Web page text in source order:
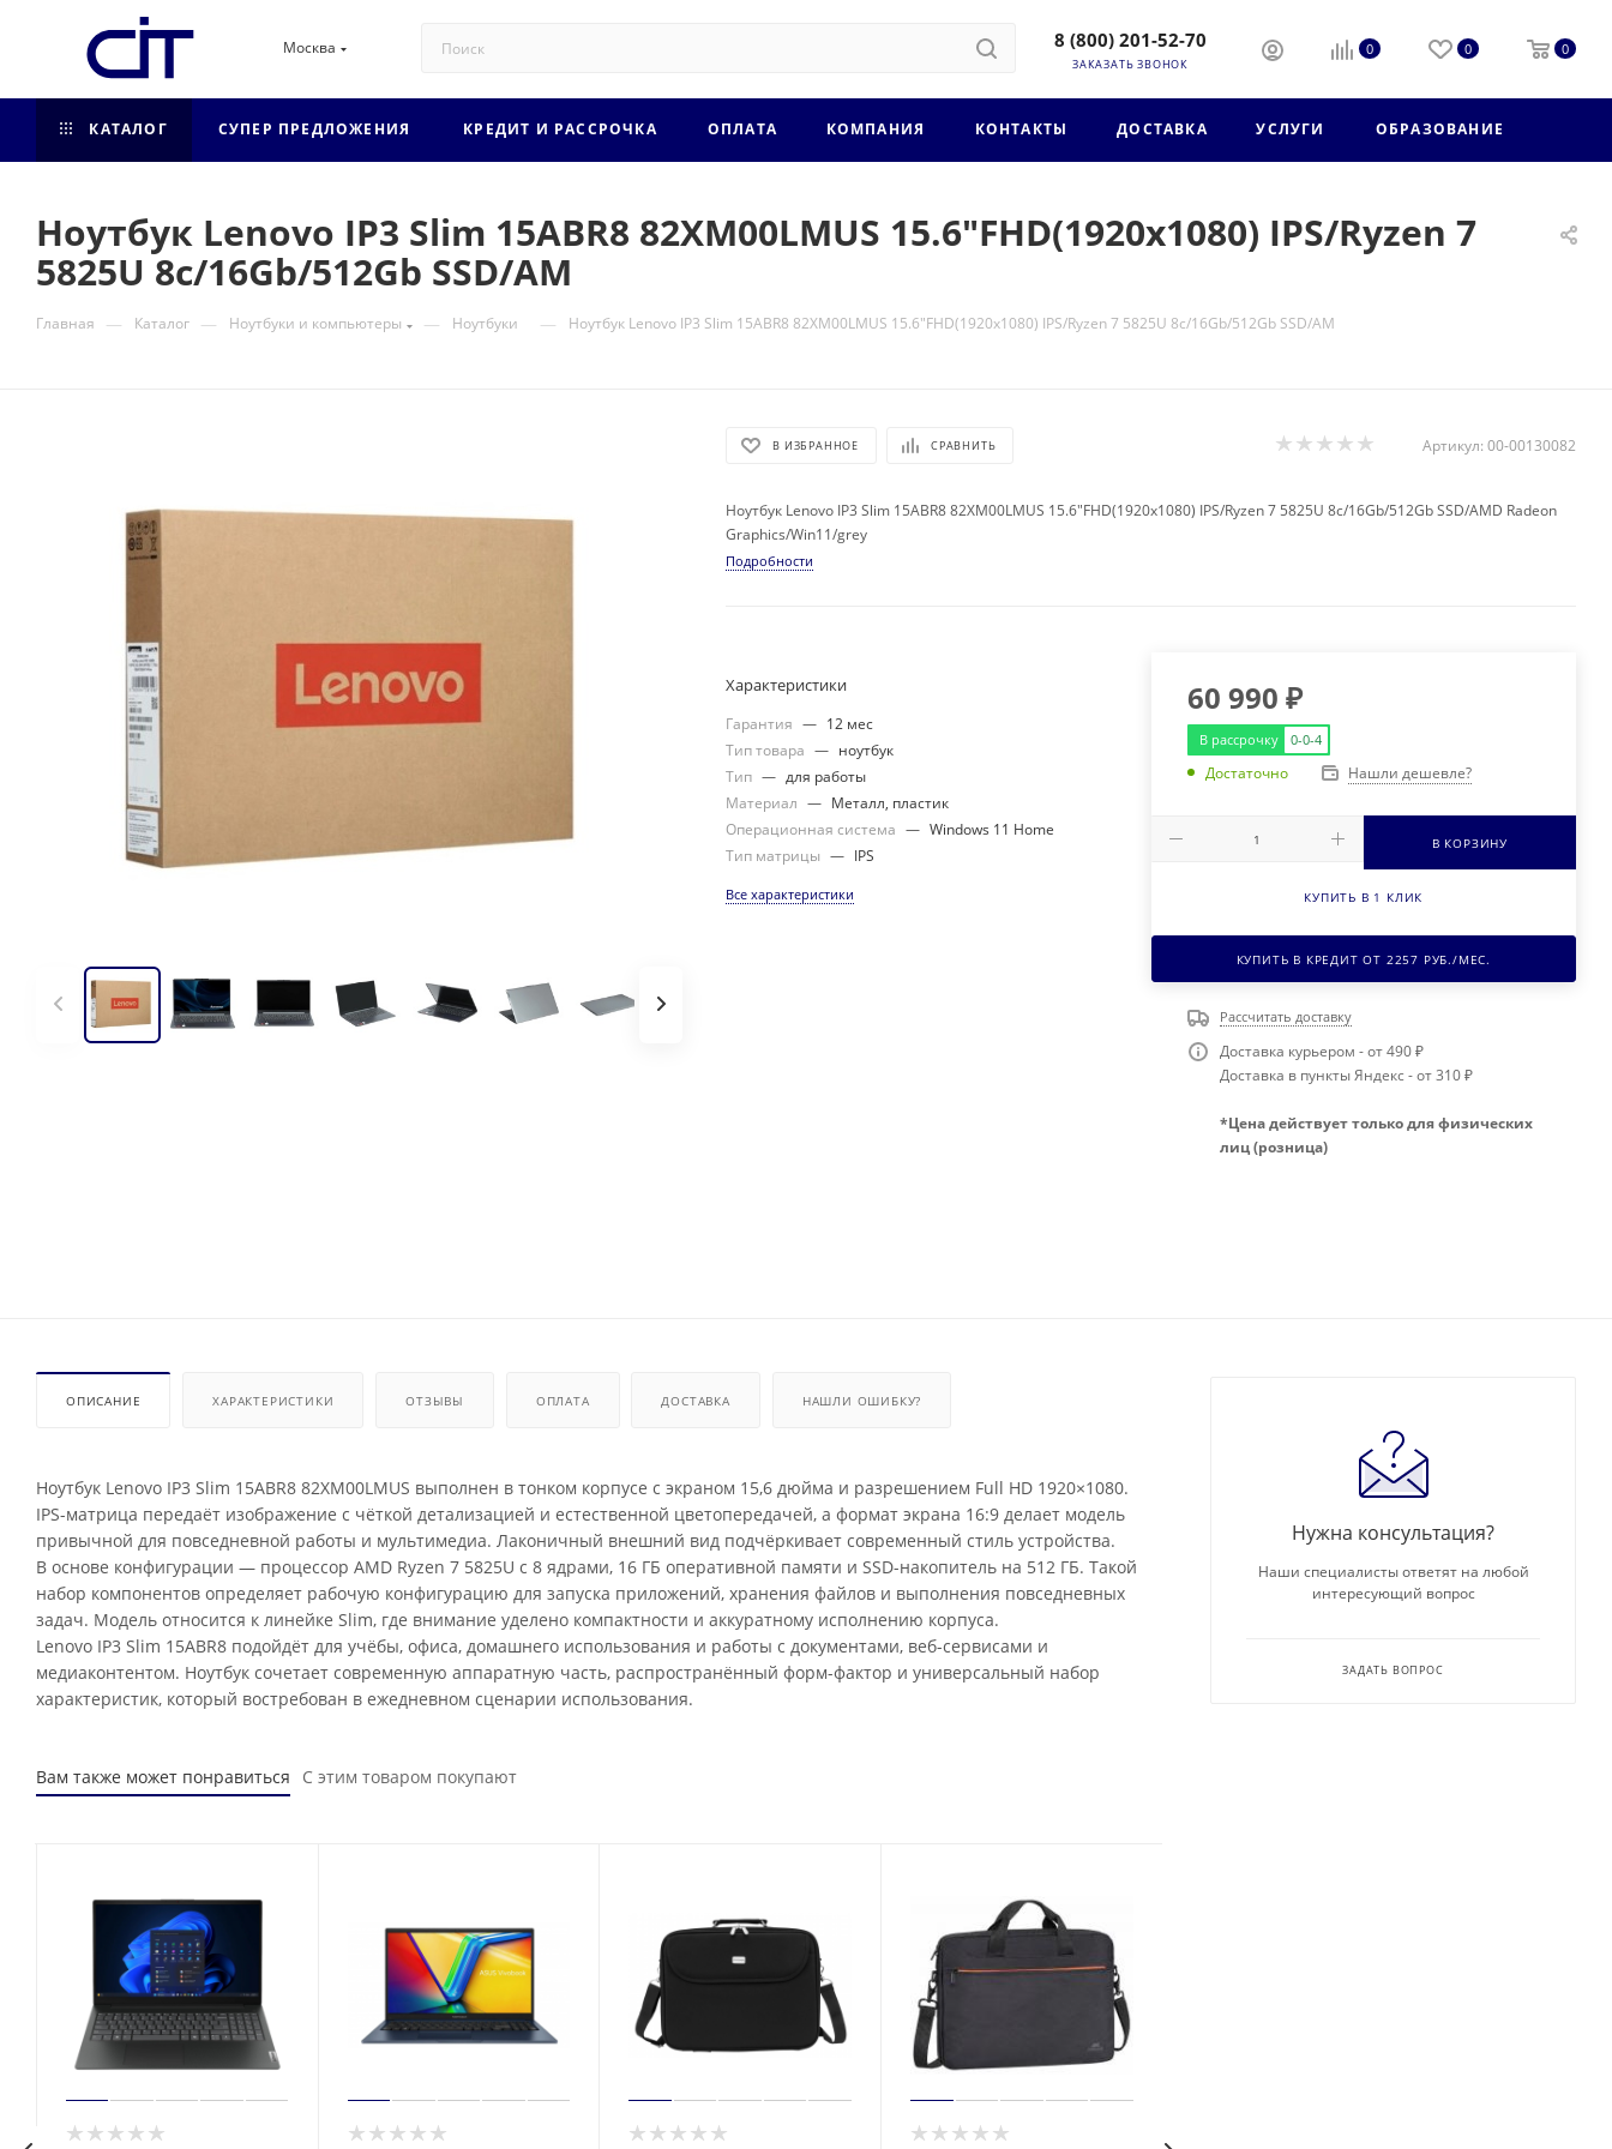
Москва 8 (800) 201-52-70
ЗАКАЗАТЬ ЗВОНОК
0 0 0
КАТАЛОГ СУПЕР ПРЕДЛОЖЕНИЯ КРЕДИТ И РАССРОЧКА ОПЛАТА КОМПАНИЯ КОНТАКТЫ ДОСТАВКА УСЛУГИ ОБРАЗОВАНИЕ
Ноутбук Lenovo IP3 Slim 15ABR8 82XM00LMUS 15.6"FHD(1920x1080) IPS/Ryzen 7
5825U 8c/16Gb/512Gb SSD/AM
Главная — Каталог — Ноутбуки и компьютеры — Ноутбуки — Ноутбук Lenovo IP3 Slim 15ABR8 82XM00LMUS 15.6"FHD(1920x1080) IPS/Ryzen 7 5825U 8c/16Gb/512Gb SSD/AM
В ИЗБРАННОЕ СРАВНИТЬ Артикул: 00-00130082
Ноутбук Lenovo IP3 Slim 15ABR8 82XM00LMUS 15.6"FHD(1920x1080) IPS/Ryzen 7 5825U 8c/16Gb/512Gb SSD/AMD Radeon
Graphics/Win11/grey
Подробности
Характеристики
Гарантия — 12 мес
Тип товара — ноутбук
Тип — для работы
Материал — Металл, пластик
Операционная система — Windows 11 Home
Тип матрицы — IPS
Все характеристики
60 990 ₽
В рассрочку 0-0-4
Достаточно Нашли дешевле?
В КОРЗИНУ
КУПИТЬ В 1 КЛИК
КУПИТЬ В КРЕДИТ ОТ 2257 РУБ./МЕС.
Рассчитать доставку
Доставка курьером - от 490 ₽
Доставка в пункты Яндекс - от 310 ₽
*Цена действует только для физических
лиц (розница)
ОПИСАНИЕ ХАРАКТЕРИСТИКИ ОТЗЫВЫ ОПЛАТА ДОСТАВКА НАШЛИ ОШИБКУ?
Ноутбук Lenovo IP3 Slim 15ABR8 82XM00LMUS выполнен в тонком корпусе с экраном 15,6 дюйма и разрешением Full HD 1920×1080.
IPS-матрица передаёт изображение с чёткой детализацией и естественной цветопередачей, а формат экрана 16:9 делает модель
привычной для повседневной работы и мультимедиа. Лаконичный внешний вид подчёркивает современный стиль устройства.
В основе конфигурации — процессор AMD Ryzen 7 5825U с 8 ядрами, 16 ГБ оперативной памяти и SSD-накопитель на 512 ГБ. Такой
набор компонентов определяет рабочую конфигурацию для запуска приложений, хранения файлов и выполнения повседневных
задач. Модель относится к линейке Slim, где внимание уделено компактности и аккуратному исполнению корпуса.
Lenovo IP3 Slim 15ABR8 подойдёт для учёбы, офиса, домашнего использования и работы с документами, веб-сервисами и
медиаконтентом. Ноутбук сочетает современную аппаратную часть, распространённый форм-фактор и универсальный набор
характеристик, который востребован в ежедневном сценарии использования.
Вам также может понравиться С этим товаром покупают
Нужна консультация?
Наши специалисты ответят на любой
интересующий вопрос
ЗАДАТЬ ВОПРОС